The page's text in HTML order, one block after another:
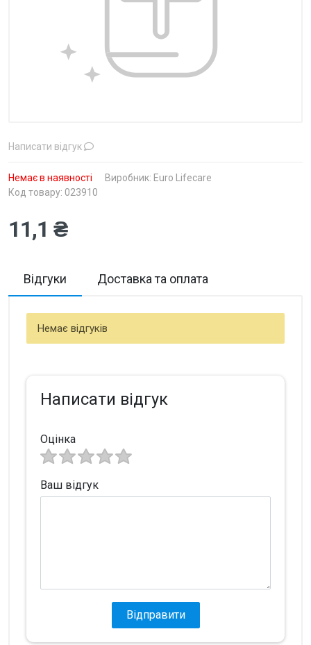
Написати відгук
Немає в наявності Виробник: Euro Lifecare
Код товару: 023910
11,1 ₴
Відгуки Доставка та оплата
Немає відгуків
Написати відгук
Оцінка
Ваш відгук
Відправити